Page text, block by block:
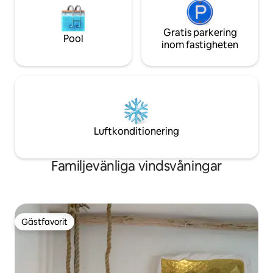
Pool
Gratis parkering
inom fastigheten
Luftkonditionering
Familjevänliga vindsvåningar
Gästfavorit
Gästfavorit